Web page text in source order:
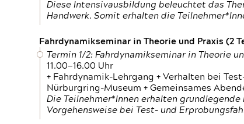
Diese Intensivausbildung beleuchtet das
Handwerk. Somit erhalten die
Fahrdynamikseminar in Theorie und Praxis (2
Termin 1/2: Fahrdynamikseminar in Theorie
11.00—16.00 Uhr
+ Fahrdynamik-Lehrgang + Verhalten bei
Nürburgring-Museum + Gemeinsames
Die Teilnehmer*Innen erhalten
Vorgehensweise bei Test- und